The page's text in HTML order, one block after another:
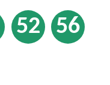
52 56